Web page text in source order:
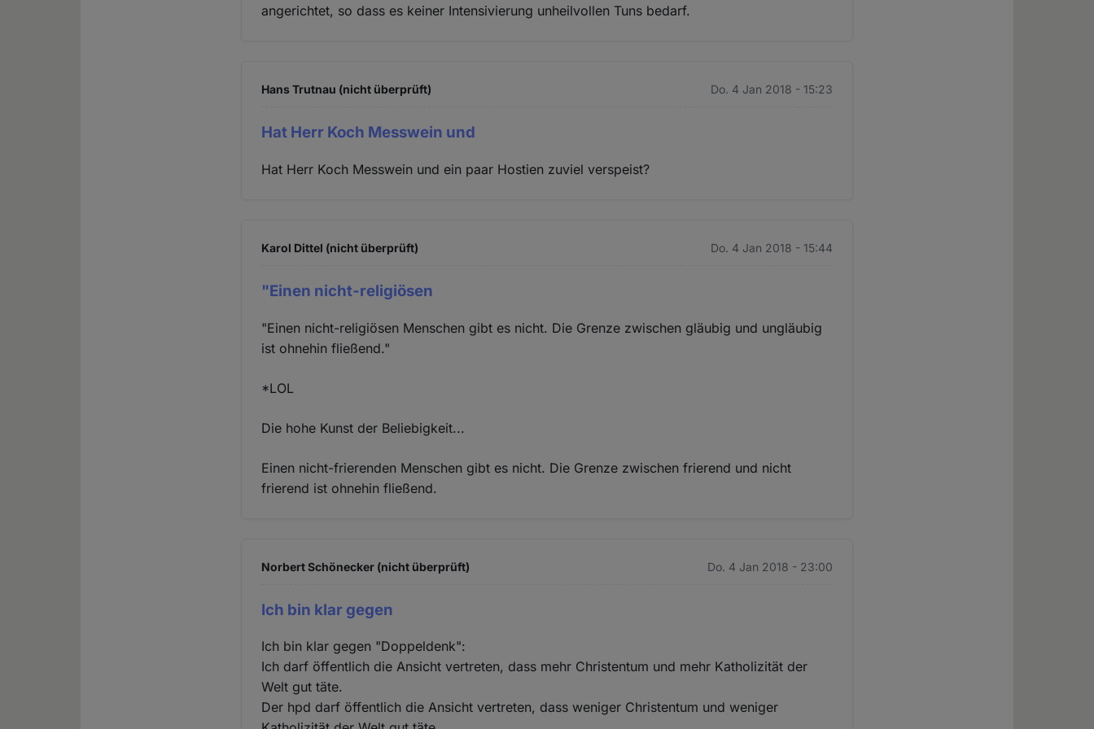
angerichtet, so dass es keiner Intensivierung unheilvollen Tuns bedarf.
Hans Trutnau (nicht überprüft) Do. 4 Jan 2018 - 15:23
Hat Herr Koch Messwein und
Hat Herr Koch Messwein und ein paar Hostien zuviel verspeist?
Karol Dittel (nicht überprüft) Do. 4 Jan 2018 - 15:44
"Einen nicht-religiösen
"Einen nicht-religiösen Menschen gibt es nicht. Die Grenze zwischen gläubig und ungläubig
ist ohnehin fließend."
*LOL
Die hohe Kunst der Beliebigkeit...
Einen nicht-frierenden Menschen gibt es nicht. Die Grenze zwischen frierend und nicht
frierend ist ohnehin fließend.
Norbert Schönecker (nicht überprüft) Do. 4 Jan 2018 - 23:00
Ich bin klar gegen
Ich bin klar gegen "Doppeldenk":
Ich darf öffentlich die Ansicht vertreten, dass mehr Christentum und mehr Katholizität der
Welt gut täte.
Der hpd darf öffentlich die Ansicht vertreten, dass weniger Christentum und weniger